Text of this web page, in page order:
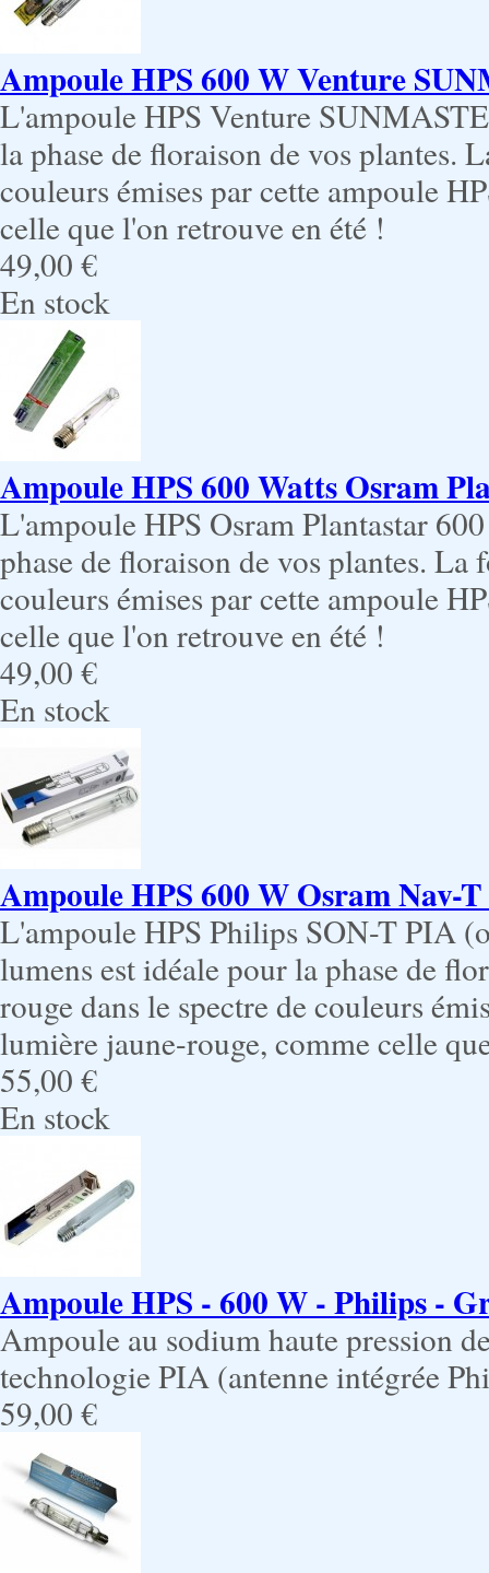
Ampoule HPS 600 W Venture
L'ampoule HPS Venture
la phase de floraison de vos plantes.
couleurs émises par cette ampoule
celle que l'on retrouve en été !
49,00 €
En stock
Ampoule HPS 600 Watts Osram
L'ampoule HPS Osram Plantastar
phase de floraison de vos plantes.
couleurs émises par cette ampoule
celle que l'on retrouve en été !
49,00 €
En stock
Ampoule HPS 600 W Osram Nav-
L'ampoule HPS Philips SON-T PIA
lumens est idéale pour la phase de
rouge dans le spectre de couleurs
lumière jaune-rouge, comme celle
55,00 €
En stock
Ampoule HPS - 600 W - Philips -
Ampoule au sodium haute pression
technologie PIA (antenne intégrée
59,00 €